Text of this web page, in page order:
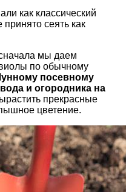
как классический
принято сеять как
мы даем
по обычному
посевному
и огородника на
прекрасные
цветение.